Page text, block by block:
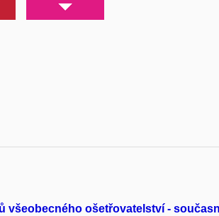
všeobecného ošetřovatelství -